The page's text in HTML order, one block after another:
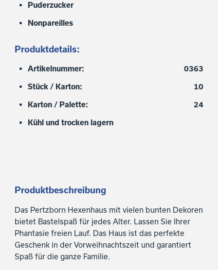
Puderzucker
Nonpareilles
Produktdetails:
Artikelnummer: 0363
Stück / Karton: 10
Karton / Palette: 24
Kühl und trocken lagern
Produktbeschreibung
Das Pertzborn Hexenhaus mit vielen bunten Dekoren
bietet Bastelspaß für jedes Alter. Lassen Sie Ihrer
Phantasie freien Lauf. Das Haus ist das perfekte
Geschenk in der Vorweihnachtszeit und garantiert
Spaß für die ganze Familie.